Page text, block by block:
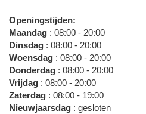
Openingstijden:
Maandag : 08:00 - 20:00
Dinsdag : 08:00 - 20:00
Woensdag : 08:00 - 20:00
Donderdag : 08:00 - 20:00
Vrijdag : 08:00 - 20:00
Zaterdag : 08:00 - 19:00
Nieuwjaarsdag : gesloten